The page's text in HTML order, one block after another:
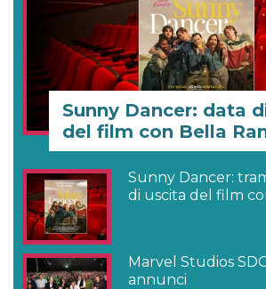
Sunny Dancer: data
del film con Bella
Sunny Dancer:
di uscita del film
Marvel Studios
annunci